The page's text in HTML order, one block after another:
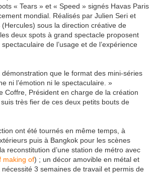
« Tears » et « Speed » signés Havas Paris
mondial. Réalisés par Julien Seri et
sous la direction créative de
deux spots à grand spectacle proposent
de l’usage et de l’expérience
que le format des mini-séries
ni l’émotion ni le spectaculaire. »
Coffre, Président en charge de la création
suis très fier de ces deux petits bouts de
ont été tournés en même temps, à
puis à Bangkok pour les scènes
reconstitution d’une station de métro avec
making of) ; un décor amovible en métal et
3 semaines de travail et permis de